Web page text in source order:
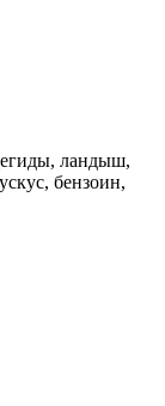
ландыш,
бензоин,